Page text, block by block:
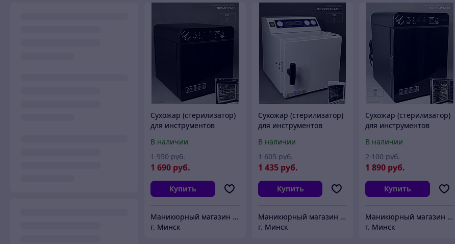
Сухожар (стерилизатор)
для инструментов
Ферропласт
В наличии
1 690 руб.
1 950 руб.
Купить
Маникюрный магазин "АртНейл"
г. Минск
Сухожар (стерилизатор)
для инструментов
Ферропласт
В наличии
1 435 руб.
1 605 руб.
Купить
Маникюрный магазин "АртНейл"
г. Минск
Сухожар (стерилизатор)
для инструментов
Ферропласт 10
В наличии
1 890 руб.
2 100 руб.
Купить
Маникюрный магазин "АртНейл"
г. Минск